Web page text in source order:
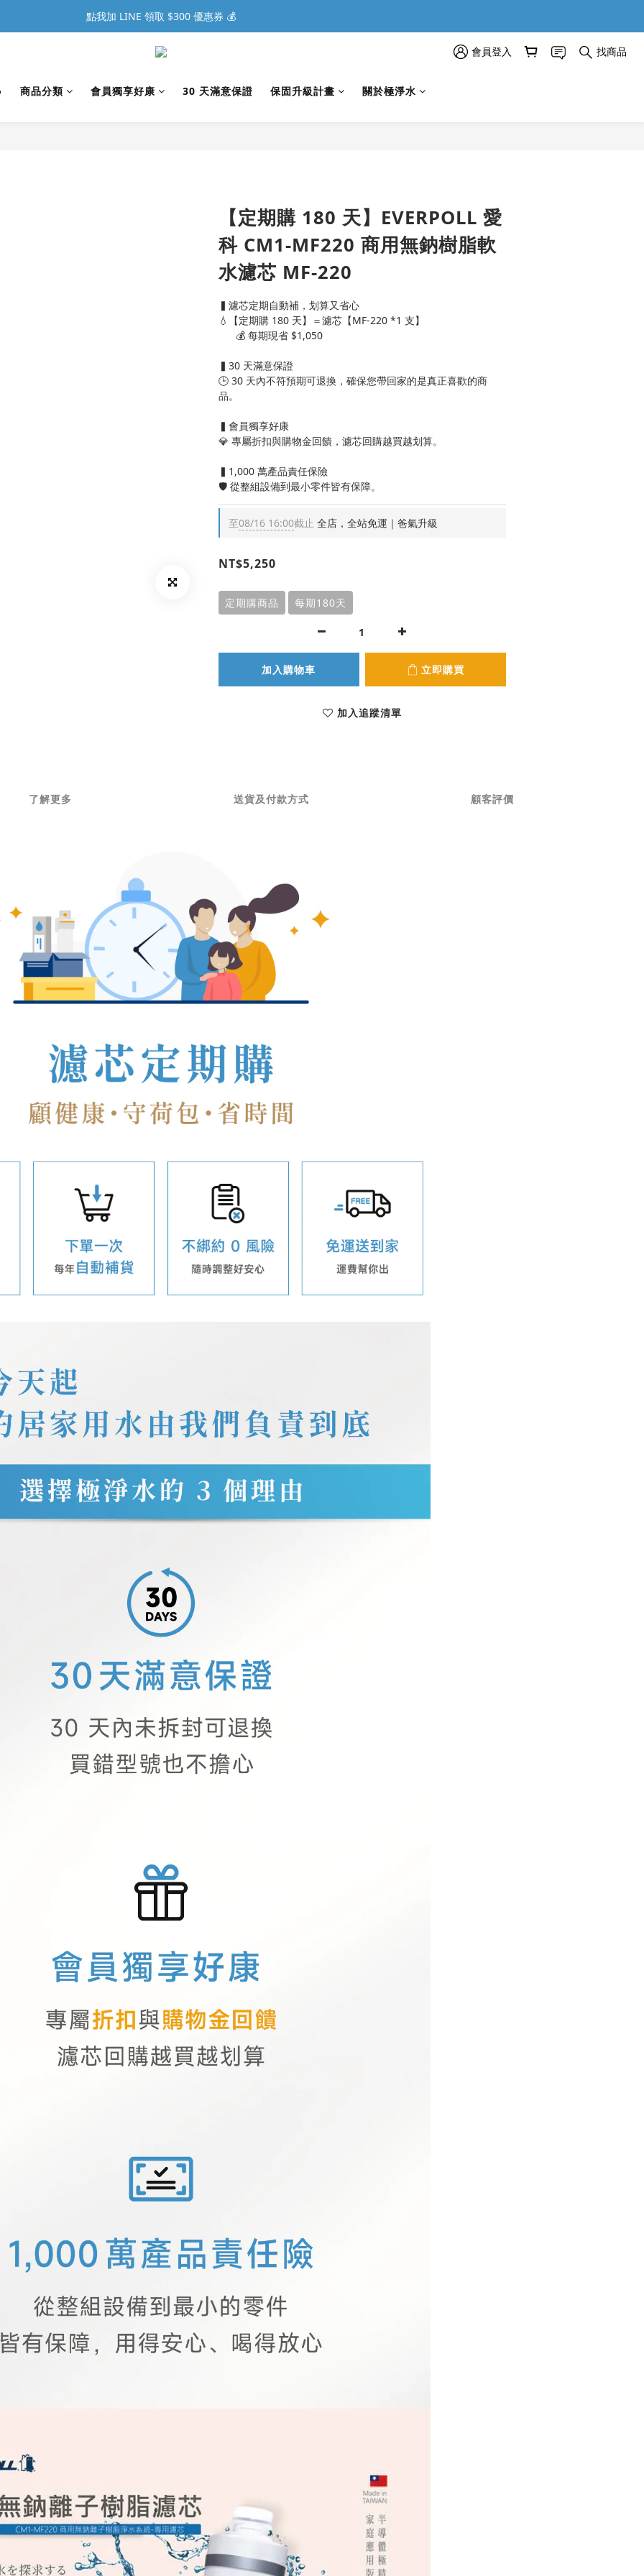
點我加 LINE 領取 $300 優惠券 💰
會員登入 找商品
商品分類 會員獨享好康 30 天滿意保證 保固升級計畫 關於極淨水
【定期購 180 天】EVERPOLL 愛
科 CM1-MF220 商用無鈉樹脂軟
水濾芯 MF-220
▍濾芯定期自動補，划算又省心
💧【定期購 180 天】＝濾芯【MF-220 *1 支】
      💰 每期現省 $1,050
▍30 天滿意保證
🕒 30 天內不符預期可退換，確保您帶回家的是真正喜歡的商
品。
▍會員獨享好康
💎 專屬折扣與購物金回饋，濾芯回購越買越划算。
▍1,000 萬產品責任保險
🛡️ 從整組設備到最小零件皆有保障。
至08/16 16:00截止 全店，全站免運｜爸氣升級
NT$5,250
定期購商品 每期180天
加入購物車 立即購買
加入追蹤清單
了解更多 送貨及付款方式 顧客評價